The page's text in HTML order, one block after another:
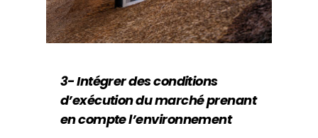
3- Intégrer des conditions
d’exécution du marché prenant
en compte l’environnement